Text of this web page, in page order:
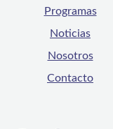
Programas
Noticias
Nosotros
Contacto